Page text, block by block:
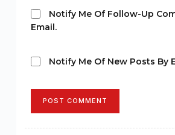
Notify Me Of Follow-Up
Email.
Notify Me Of New Posts By
POST COMMENT